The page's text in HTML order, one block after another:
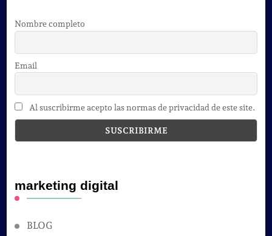
Nombre completo
Email
Al suscribirme acepto las normas de privacidad de este site.
marketing digital
BLOG